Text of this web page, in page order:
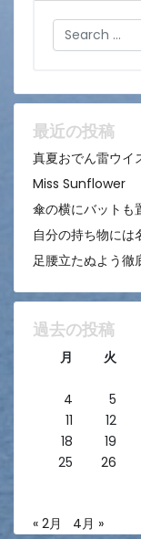
Search
最近の投稿
真夏おでん雷ウイ
Miss Sunflower
傘の横にバットも
自分の持ち物には
足腰立たぬよう徹
過去の投稿
月 火
4
5
11
12
18
19
25
26
« 2月 4月 »